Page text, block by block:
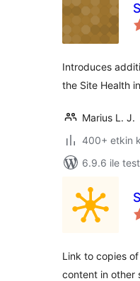
Introduces
the Site Health
Marius L. J.
400+ etkin
6.9.6 ile
Link to copies
content in other